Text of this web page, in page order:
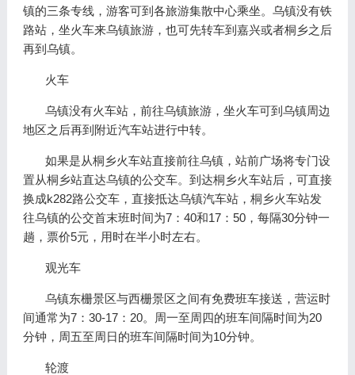
镇的三条专线，游客可到各旅游集散中心乘坐。乌镇没有铁
路站，坐火车来乌镇旅游，也可先转车到嘉兴或者桐乡之后
再到乌镇。
火车
乌镇没有火车站，前往乌镇旅游，坐火车可到乌镇周边
地区之后再到附近汽车站进行中转。
如果是从桐乡火车站直接前往乌镇，站前广场将专门设
置从桐乡站直达乌镇的公交车。到达桐乡火车站后，可直接
换成k282路公交车，直接抵达乌镇汽车站，桐乡火车站发
往乌镇的公交首末班时间为7：40和17：50，每隔30分钟一
趟，票价5元，用时在半小时左右。
观光车
乌镇东栅景区与西栅景区之间有免费班车接送，营运时
间通常为7：30-17：20。周一至周四的班车间隔时间为20
分钟，周五至周日的班车间隔时间为10分钟。
轮渡